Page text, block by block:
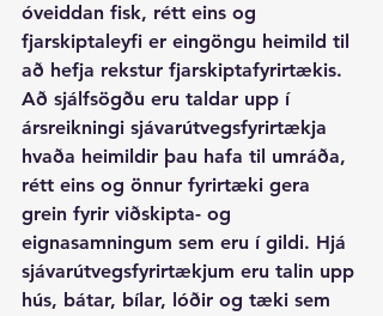
óveiddan fisk, rétt eins og
fjarskiptaleyfi er eingöngu heimild til
að hefja rekstur fjarskiptafyrirtækis.
Að sjálfsögðu eru taldar upp í
ársreikningi sjávarútvegsfyrirtækja
hvaða heimildir þau hafa til umráða,
rétt eins og önnur fyrirtæki gera
grein fyrir viðskipta- og
eignasamningum sem eru í gildi. Hjá
sjávarútvegsfyrirtækjum eru talin upp
hús, bátar, bílar, lóðir og tæki sem